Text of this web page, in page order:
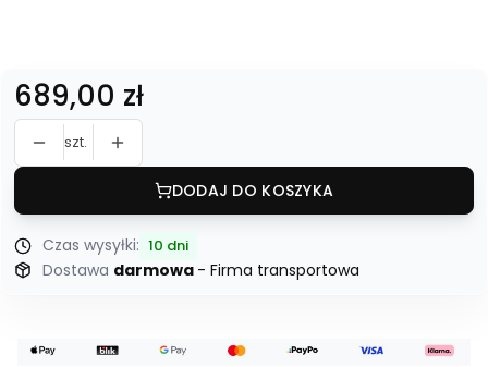
Cena
689,00 zł
szt.
DODAJ DO KOSZYKA
Czas wysyłki: 10 dni
Dostawa darmowa - Firma transportowa